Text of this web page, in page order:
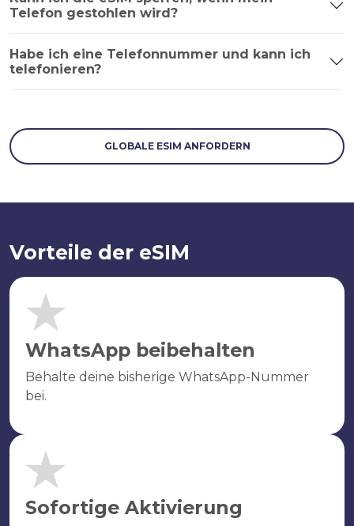
Telefon gestohlen wird?
Habe ich eine Telefonnummer und kann ich
telefonieren?
GLOBALE ESIM ANFORDERN
Vorteile der eSIM
WhatsApp beibehalten
Behalte deine bisherige WhatsApp-Nummer
bei.
Sofortige Aktivierung